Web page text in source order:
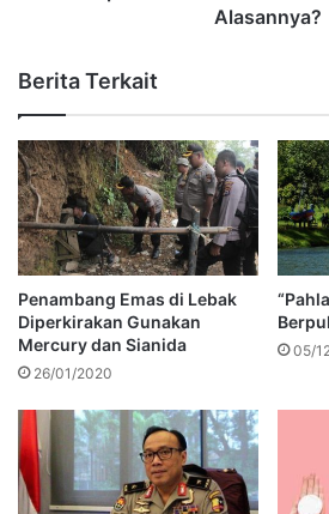
Alasannya?
Berita Terkait
Penambang Emas di Lebak
Diperkirakan Gunakan
Mercury dan Sianida
26/01/2020
05/